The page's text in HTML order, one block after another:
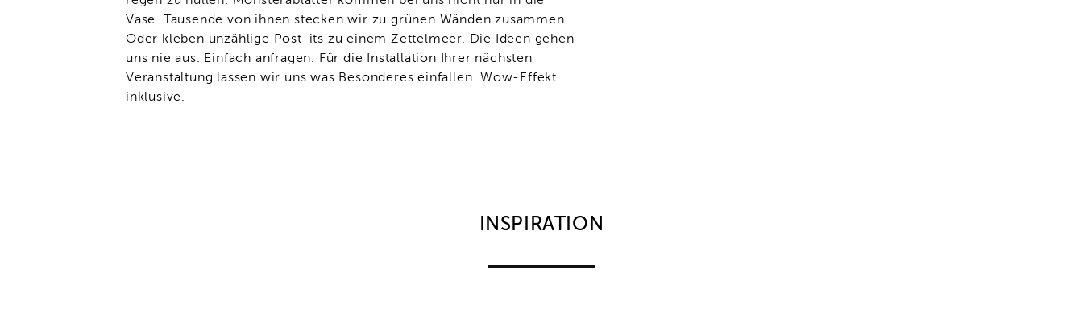
Vase. Tausende von ihnen stecken wir zu grünen Wänden zusam­men.
Oder kleben unzählige Post-its zu einem Zettelmeer. Die Ideen gehen
uns nie aus. Einfach anfragen. Für die Installation Ihrer nächs­ten
Veranstaltung lassen wir uns was Besonderes einfallen. Wow-Effekt
inklusive.
INSPIRATION